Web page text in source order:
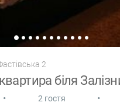
2
біля
• 2 гостя •